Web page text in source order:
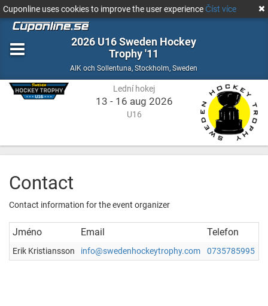
Cuponline uses cookies to improve the user experienceČíst více
2026 U16 Sweden Hockey
Trophy '11
AIK och Sollentuna,Lední
hokej
Stockholm, Sweden
Sweden
Lední hokej
13 - 16 aug 2026
U16
Contact
Contact information for the event organizer
Jméno Email Telefon
Erik Kristiansson info@swedenhockeytrophy.com 0735785995